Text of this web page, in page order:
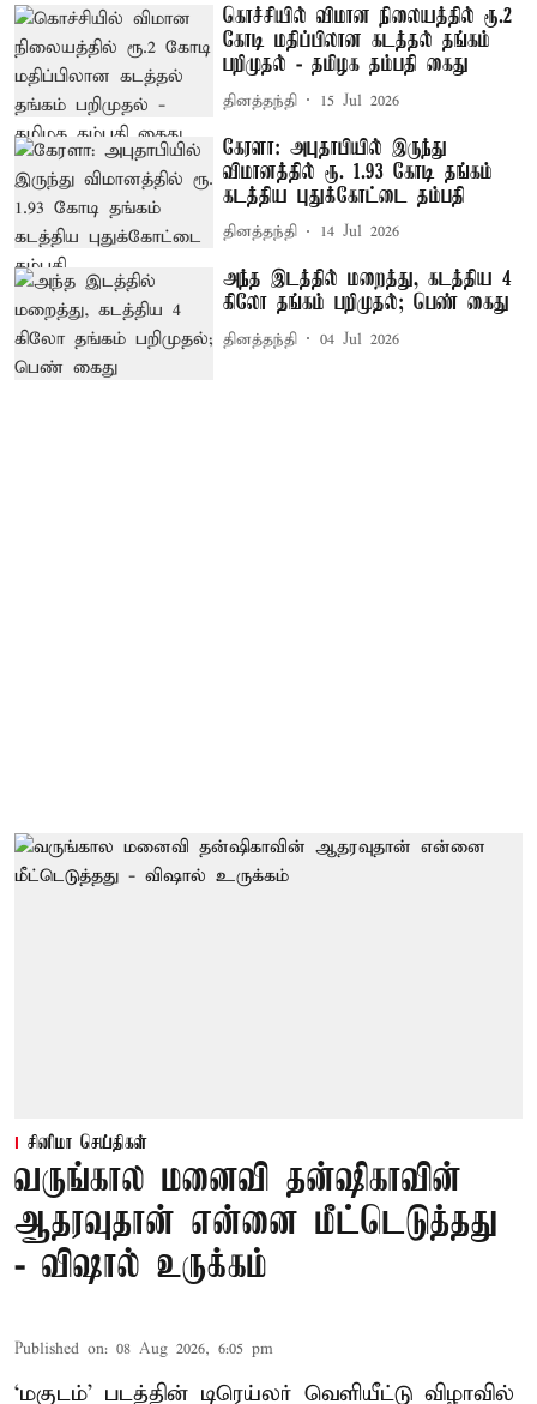
கொச்சியில் விமான நிலையத்தில் ரூ.2
கோடி மதிப்பிலான கடத்தல் தங்கம்
பறிமுதல் - தமிழக தம்பதி கைது
தினத்தந்தி 15 Jul 2026
கேரளா: அபுதாபியில் இருந்து
விமானத்தில் ரூ. 1.93 கோடி தங்கம்
கடத்திய புதுக்கோட்டை தம்பதி
தினத்தந்தி 14 Jul 2026
அந்த இடத்தில் மறைத்து, கடத்திய 4
கிலோ தங்கம் பறிமுதல்; பெண் கைது
தினத்தந்தி 04 Jul 2026
சினிமா செய்திகள்
வருங்கால மனைவி தன்ஷிகாவின்
ஆதரவுதான் என்னை மீட்டெடுத்தது
- விஷால் உருக்கம்
Published on: 08 Aug 2026, 6:05 pm
‘மகுடம்’ படத்தின் டிரெய்லர் வெளியீட்டு விழாவில்